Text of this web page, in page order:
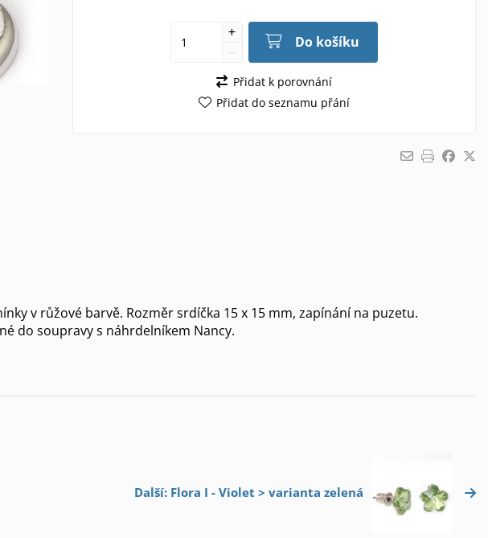
Do košíku
Přidat k porovnání
Přidat do seznamu přání
v růžové barvě. Rozměr srdíčka 15 x 15 mm, zapínání na puzetu.
do soupravy s náhrdelníkem Nancy.
Další: Flora I - Violet > varianta zelená